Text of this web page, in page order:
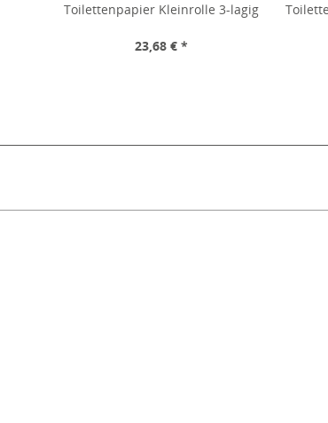
Toilettenpapier Kleinrolle 3-lagig
23,68 € *